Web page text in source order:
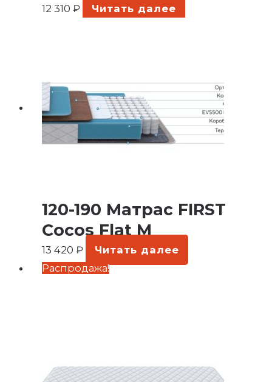
12 310₽ Читать далее
120-190 Матрас FIRST
Cocos Flat M
13 420₽
Читать далее
Распродажа!Первоначальная
Текущая